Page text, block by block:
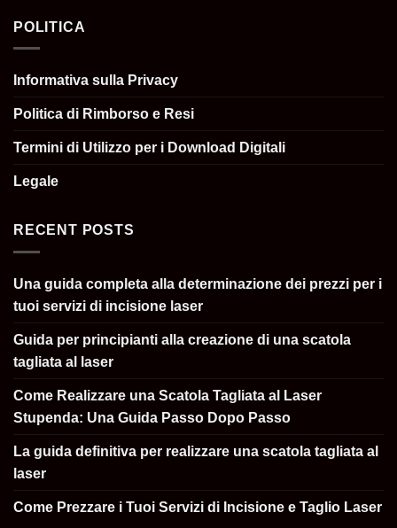
POLITICA
Informativa sulla Privacy
Politica di Rimborso e Resi
Termini di Utilizzo per i Download Digitali
Legale
RECENT POSTS
Una guida completa alla determinazione dei prezzi per i
tuoi servizi di incisione laser
Guida per principianti alla creazione di una scatola
tagliata al laser
Come Realizzare una Scatola Tagliata al Laser
Stupenda: Una Guida Passo Dopo Passo
La guida definitiva per realizzare una scatola tagliata al
laser
Come Prezzare i Tuoi Servizi di Incisione e Taglio Laser